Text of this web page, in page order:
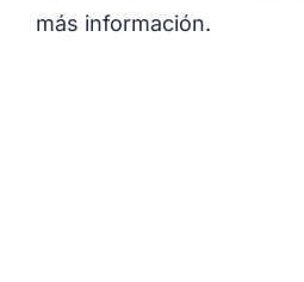
más información.